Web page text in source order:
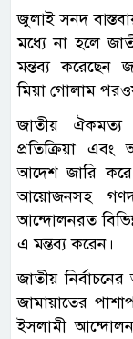
জুলাই সনদ
মধ্যে না হলে
মন্তব্য করেছেন
মিয়া গোলাম
জাতীয় ঐকমত্য
প্রতিক্রিয়া এবং
আদেশ জারি
আয়োজনসহ
আন্দোলনরত
এ মন্তব্য করেন।
জাতীয়
জামায়াতের
ইসলামী